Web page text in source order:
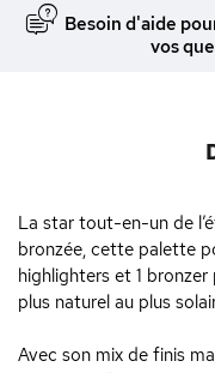
Besoin d'aide
vos
La star tout-en-un de
bronzée, cette palette
highlighters et 1
plus naturel au plus
Avec son mix de finis